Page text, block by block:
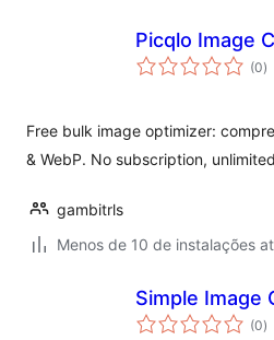
Picqlo Image
(0de
)
Free bulk image optimizer:
& WebP. No subscription,
gambitrls
Menos de 10 de instalações
Simple Image
(0de
)